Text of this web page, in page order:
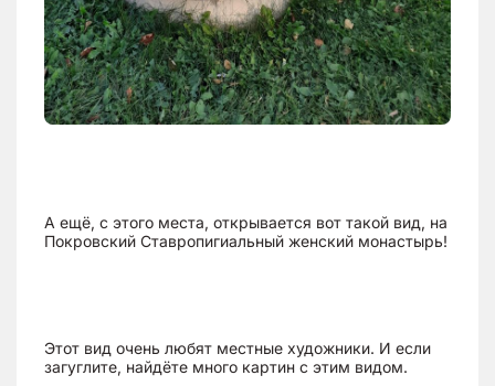
А ещё, с этого места, открывается вот такой вид, на
Покровский Ставропигиальный женский монастырь!
Этот вид очень любят местные художники. И если
загуглите, найдёте много картин с этим видом.